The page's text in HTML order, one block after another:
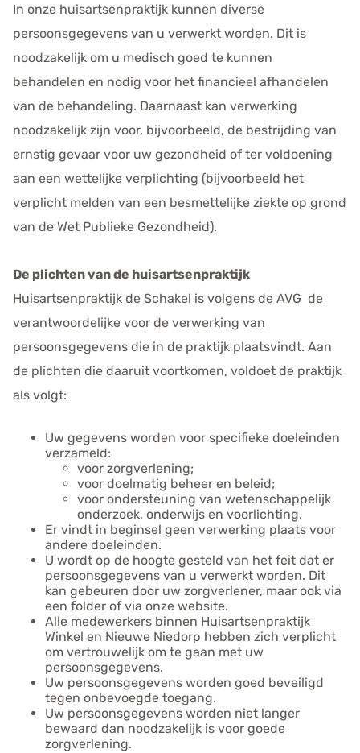
In onze huisartsenpraktijk kunnen diverse
persoonsgegevens van u verwerkt worden. Dit is
noodzakelijk om u medisch goed te kunnen
behandelen en nodig voor het financieel afhandelen
van de behandeling. Daarnaast kan verwerking
noodzakelijk zijn voor, bijvoorbeeld, de bestrijding van
ernstig gevaar voor uw gezondheid of ter voldoening
aan een wettelijke verplichting (bijvoorbeeld het
verplicht melden van een besmettelijke ziekte op grond
van de Wet Publieke Gezondheid).
De plichten van de huisartsenpraktijk
Huisartsenpraktijk de Schakel is volgens de AVG de
verantwoordelijke voor de verwerking van
persoonsgegevens die in de praktijk plaatsvindt. Aan
de plichten die daaruit voortkomen, voldoet de praktijk
als volgt:
Uw gegevens worden voor specifieke doeleinden
verzameld:
voor zorgverlening;
voor doelmatig beheer en beleid;
voor ondersteuning van wetenschappelijk
onderzoek, onderwijs en voorlichting.
Er vindt in beginsel geen verwerking plaats voor
andere doeleinden.
U wordt op de hoogte gesteld van het feit dat er
persoonsgegevens van u verwerkt worden. Dit
kan gebeuren door uw zorgverlener, maar ook via
een folder of via onze website.
Alle medewerkers binnen Huisartsenpraktijk
Winkel en Nieuwe Niedorp hebben zich verplicht
om vertrouwelijk om te gaan met uw
persoonsgegevens.
Uw persoonsgegevens worden goed beveiligd
tegen onbevoegde toegang.
Uw persoonsgegevens worden niet langer
bewaard dan noodzakelijk is voor goede
zorgverlening.